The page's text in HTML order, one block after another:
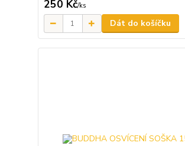
250 Kč/ks
Dát do košíčku